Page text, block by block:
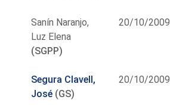
Sanín Naranjo,
Luz Elena
(SGPP)
20/10/2009
Segura Clavell,
José (GS)
20/10/2009